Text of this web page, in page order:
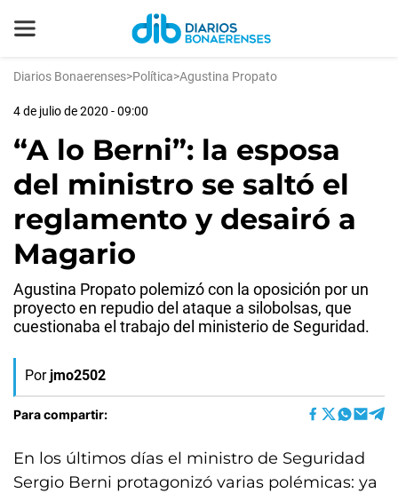
Diarios Bonaerenses>Política>Agustina Propato
4 de julio de 2020 - 09:00
“A lo Berni”: la esposa
del ministro se saltó el
reglamento y desairó a
Magario
Agustina Propato polemizó con la oposición por un
proyecto en repudio del ataque a silobolsas, que
cuestionaba el trabajo del ministerio de Seguridad.
Por jmo2502
Para compartir:
En los últimos días el ministro de Seguridad
Sergio Berni protagonizó varias polémicas: ya